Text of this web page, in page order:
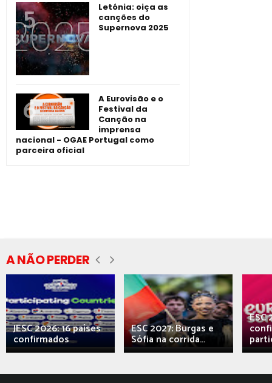
Letónia: oiça as
canções do
Supernova 2025
A Eurovisão e o
Festival da
Canção na
imprensa
nacional - OGAE Portugal como
parceira oficial
A NÃO PERDER
JESC 2026: 16 países
confirmados
ESC 2027: Burgas e
Sófia na corrida...
ESC